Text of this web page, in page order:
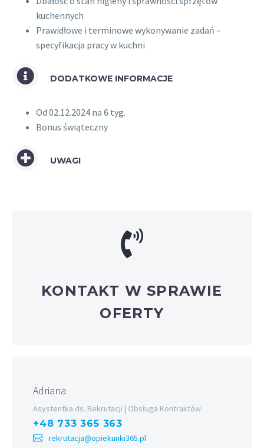
kuchennych
Prawidłowe i terminowe wykonywanie zadań –
specyfikacja pracy w kuchni
DODATKOWE INFORMACJE
Od 02.12.2024 na 6 tyg.
Bonus świąteczny
UWAGI
KONTAKT W SPRAWIE
OFERTY
Adriana
Asystentka ds. Rekrutacji | Obsługa Kontraktów
+48 733 365 363
rekrutacja@opiekunki365.pl